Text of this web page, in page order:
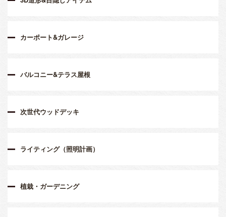
カーポート&ガレージ
バルコニー&テラス屋根
次世代ウッドデッキ
ライティング（照明計画）
植栽・ガーデニング